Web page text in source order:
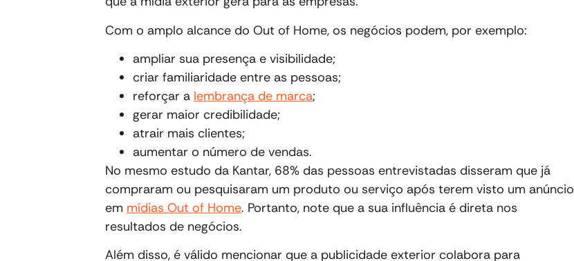
Com o amplo alcance do Out of Home, os negócios podem, por exemplo:
ampliar sua presença e visibilidade;
criar familiaridade entre as pessoas;
reforçar a lembrança de marca;
gerar maior credibilidade;
atrair mais clientes;
aumentar o número de vendas.
No mesmo estudo da Kantar, 68% das pessoas entrevistadas disseram que já
compraram ou pesquisaram um produto ou serviço após terem visto um anúncio
em mídias Out of Home. Portanto, note que a sua influência é direta nos
resultados de negócios.
Além disso, é válido mencionar que a publicidade exterior colabora para